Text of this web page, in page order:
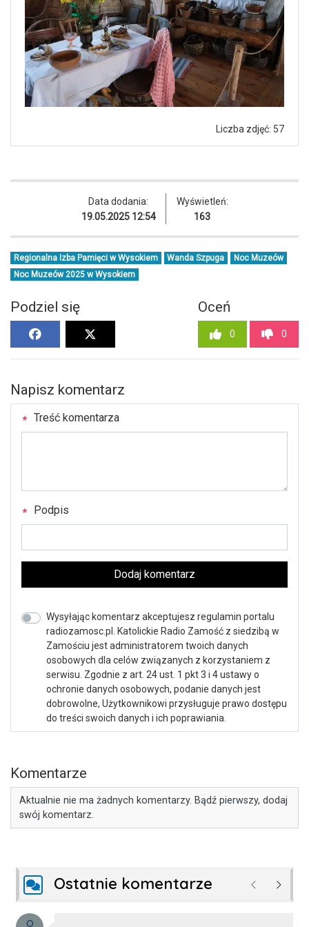
Liczba zdjęć: 57
Data dodania:
19.05.2025 12:54
Wyświetleń:
163
Regionalna Izba Pamięci w Wysokiem Wanda Szpuga
Noc Muzeów
Noc Muzeów 2025 w Wysokiem
Podziel się Oceń
0 0
Napisz komentarz
Treść komentarza
Podpis
Dodaj komentarz
Wysyłając komentarz akceptujesz regulamin portalu
radiozamosc.pl. Katolickie Radio Zamość z siedzibą w
Zamościu jest administratorem twoich danych
osobowych dla celów związanych z korzystaniem z
serwisu. Zgodnie z art. 24 ust. 1 pkt 3 i 4 ustawy o
ochronie danych osobowych, podanie danych jest
dobrowolne, Użytkownikowi przysługuje prawo dostępu
do treści swoich danych i ich poprawiania.
Komentarze
Aktualnie nie ma żadnych komentarzy. Bądź pierwszy, dodaj
swój komentarz.
Ostatnie komentarze Poprzednie